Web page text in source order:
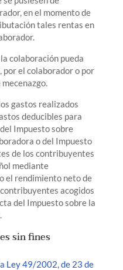
en el momento de
tales rentas en
colaboración pueda
el colaborador o por
gastos realizados
deducibles para
Impuesto sobre
o del Impuesto
de los contribuyentes
mediante
el rendimiento neto de
acogidos
del Impuesto sobre la
sin fines
Ley 49/2002, de 23 de